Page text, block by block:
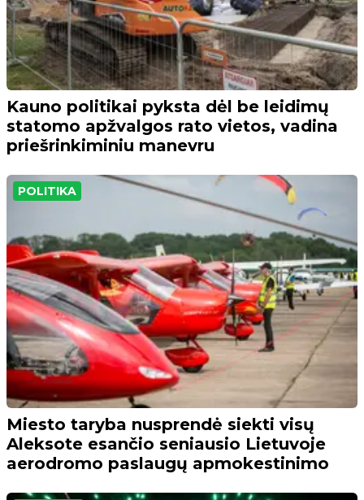
Kauno politikai pyksta dėl be leidimų
statomo apžvalgos rato vietos, vadina
priešrinkiminiu manevru
POLITIKA
Miesto taryba nusprendė siekti visų
Aleksote esančio seniausio Lietuvoje
aerodromo paslaugų apmokestinimo